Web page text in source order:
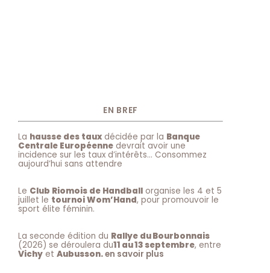
EN BREF
La hausse des taux décidée par la Banque
Centrale Européenne devrait avoir une
incidence sur les taux d’intérêts… Consommez
aujourd’hui sans attendre
Le Club Riomois de Handball organise les 4 et 5
juillet le tournoi Wom’Hand, pour promouvoir le
sport élite féminin.
La seconde édition du Rallye du Bourbonnais
(2026) se déroulera du11 au 13 septembre, entre
Vichy et Aubusson.en savoir plus